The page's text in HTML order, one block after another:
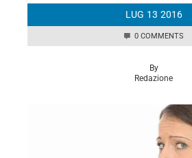
LUG 13 2016
0 COMMENTS
By
Redazione